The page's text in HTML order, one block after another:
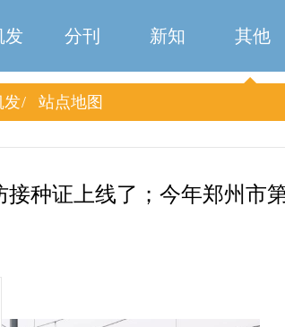
发 分刊 新知 其他
发
站点地图
种证上线了；今年郑州市